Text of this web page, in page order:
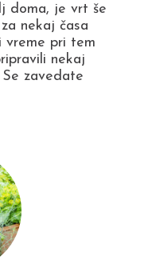
doma, je vrt še
nekaj časa
vreme pri tem
nekaj
zavedate